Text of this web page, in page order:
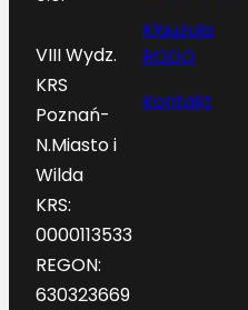
VIII Wydz.
KRS
Poznań-
N.Miasto i
Wilda
KRS:
0000113533
REGON:
630323669
Klauzula
RODO
Kontakt